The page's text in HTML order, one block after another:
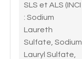
SLS et ALS (INCI
: Sodium
Laureth
Sulfate, Sodium
Lauryl Sulfate,